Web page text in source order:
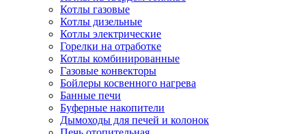
Котлы газовые
Котлы дизельные
Котлы электрические
Горелки на отработке
Котлы комбинированные
Газовые конвекторы
Бойлеры косвенного нагрева
Банные печи
Буферные накопители
Дымоходы для печей и колонок